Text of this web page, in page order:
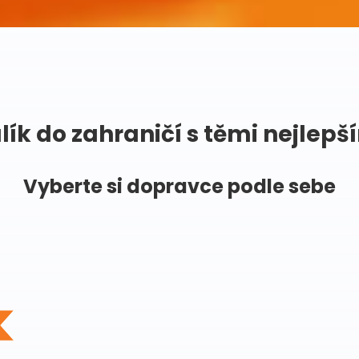
do zahraničí s těmi
Vyberte si dopravce podle sebe